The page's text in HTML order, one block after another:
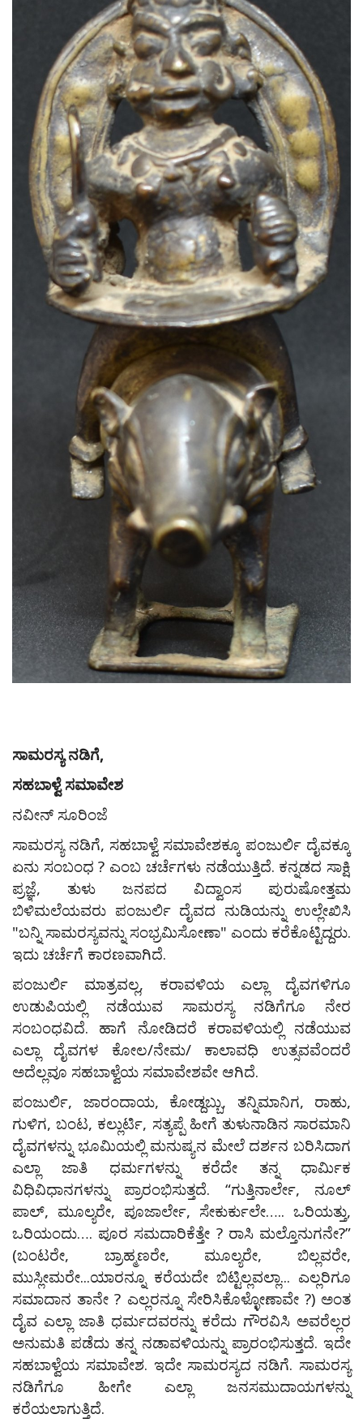
ಮಲ್ಟಿ ಮೀಡಿಯಾ
E-paper
ಸಾಮರಸ್ಯ ನಡಿಗೆ,
ಸಹಬಾಳ್ವೆ ಸಮಾವೇಶ
ನವೀನ್ ಸೂರಿಂಜೆ
ಸಾಮರಸ್ಯ ನಡಿಗೆ, ಸಹಬಾಳ್ವೆ ಸಮಾವೇಶಕ್ಕೂ ಪಂಜುರ್ಲಿ ದೈವಕ್ಕೂ
ಏನು ಸಂಬಂಧ ? ಎಂಬ ಚರ್ಚೆಗಳು ನಡೆಯುತ್ತಿದೆ. ಕನ್ನಡದ ಸಾಕ್ಷಿ
ಪ್ರಜ್ಞೆ, ತುಳು ಜನಪದ ವಿದ್ವಾಂಸ ಪುರುಷೋತ್ತಮ
ಬಿಳಿಮಲೆಯವರು ಪಂಜುರ್ಲಿ ದೈವದ ನುಡಿಯನ್ನು ಉಲ್ಲೇಖಿಸಿ
"ಬನ್ನಿ ಸಾಮರಸ್ಯವನ್ನು ಸಂಭ್ರಮಿಸೋಣಾ" ಎಂದು ಕರೆಕೊಟ್ಟಿದ್ದರು.
ಇದು ಚರ್ಚೆಗೆ ಕಾರಣವಾಗಿದೆ.
ಪಂಜುರ್ಲಿ ಮಾತ್ರವಲ್ಲ, ಕರಾವಳಿಯ ಎಲ್ಲಾ ದೈವಗಳಿಗೂ
ಉಡುಪಿಯಲ್ಲಿ ನಡೆಯುವ ಸಾಮರಸ್ಯ ನಡಿಗೆಗೂ ನೇರ
ಸಂಬಂಧವಿದೆ. ಹಾಗೆ ನೋಡಿದರೆ ಕರಾವಳಿಯಲ್ಲಿ ನಡೆಯುವ
ಎಲ್ಲಾ ದೈವಗಳ ಕೋಲ/ನೇಮ/ ಕಾಲಾವಧಿ ಉತ್ಸವವೆಂದರೆ
ಅದೆಲ್ಲವೂ ಸಹಬಾಳ್ವೆಯ ಸಮಾವೇಶವೇ ಆಗಿದೆ.
ಪಂಜುರ್ಲಿ, ಜಾರಂದಾಯ, ಕೋಡ್ದಬ್ಬು, ತನ್ನಿಮಾನಿಗ, ರಾಹು,
ಗುಳಿಗ, ಬಂಟ, ಕಲ್ಲುರ್ಟಿ, ಸತ್ಯಪ್ಪೆ ಹೀಗೆ ತುಳುನಾಡಿನ ಸಾರಮಾನಿ
ದೈವಗಳನ್ನು ಭೂಮಿಯಲ್ಲಿ ಮನುಷ್ಯನ ಮೇಲೆ ದರ್ಶನ ಬರಿಸಿದಾಗ
ಎಲ್ಲಾ ಜಾತಿ ಧರ್ಮಗಳನ್ನು ಕರೆದೇ ತನ್ನ ಧಾರ್ಮಿಕ
ವಿಧಿವಿಧಾನಗಳನ್ನು ಪ್ರಾರಂಭಿಸುತ್ತದೆ. “ಗುತ್ತಿನಾರ್ಲೇ, ನೂಲ್
ಪಾಲ್, ಮೂಲ್ಯರೇ, ಪೂಜಾರ್ಲೇ, ಸೇಕುರ್ಕುಲೇ….. ಒರಿಯತ್ತು,
ಒರಿಯಂದು…. ಪೂರ ಸಮದಾರಿಕೆತ್ತೇ ? ರಾಸಿ ಮಲ್ತೊನುಗನೇ?”
(ಬಂಟರೇ, ಬ್ರಾಹ್ಮಣರೇ, ಮೂಲ್ಯರೇ, ಬಿಲ್ಲವರೇ,
ಮುಸ್ಲೀಮರೇ...ಯಾರನ್ನೂ ಕರೆಯದೇ ಬಿಟ್ಟಿಲ್ಲವಲ್ಲಾ... ಎಲ್ಲರಿಗೂ
ಸಮಾದಾನ ತಾನೇ ? ಎಲ್ಲರನ್ನೂ ಸೇರಿಸಿಕೊಳ್ಳೋಣಾವೇ ?) ಅಂತ
ದೈವ ಎಲ್ಲಾ ಜಾತಿ ಧರ್ಮದವರನ್ನು ಕರೆದು ಗೌರವಿಸಿ ಅವರೆಲ್ಲರ
ಅನುಮತಿ ಪಡೆದು ತನ್ನ ನಡಾವಳಿಯನ್ನು ಪ್ರಾರಂಭಿಸುತ್ತದೆ. ಇದೇ
ಸಹಬಾಳ್ವೆಯ ಸಮಾವೇಶ. ಇದೇ ಸಾಮರಸ್ಯದ ನಡಿಗೆ. ಸಾಮರಸ್ಯ
ನಡಿಗೆಗೂ ಹೀಗೇ ಎಲ್ಲಾ ಜನಸಮುದಾಯಗಳನ್ನು
ಕರೆಯಲಾಗುತ್ತಿದೆ.